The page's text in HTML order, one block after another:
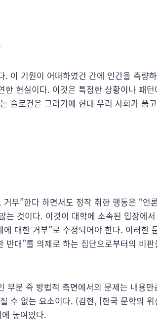
이 기원이 어떠하였건 간에 인간을 측량
현실이다. 이것은 특정한 상황이나 패턴
슬로건은 그러기에 현대 우리 사회가 품
부”한다 하면서도 정작 취한 행동은 “언
는 것이다. 이것이 대학에 소속된 입장에
대한 거부”로 수정되어야 한다. 이러한
대”를 의제로 하는 집단으로부터의 비판
부분 즉 방법적 측면에서의 문제는 내용만
수 없는 요소이다. (김현, [한국 문학의
놓여있다.